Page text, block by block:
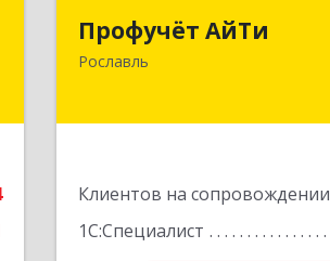
Профучёт АйТи
Рославль
Клиентов на сопровождении
1С:Специалист